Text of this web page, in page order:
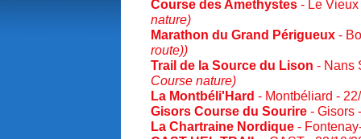
Course des Amethystes - Le
nature)
Marathon du Grand Périgueux -
route))
Trail de la Source du Lison - Nans
Course nature)
La Montbéli'Hard - Montbéliard -
Gisors Course du Sourire - Gisors
La Chartraine Nordique -